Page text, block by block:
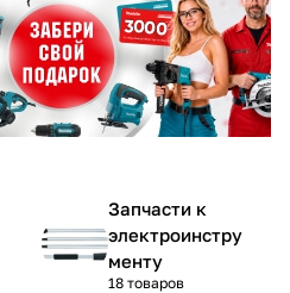
Запчасти к
электроинстру
менту
18 товаров